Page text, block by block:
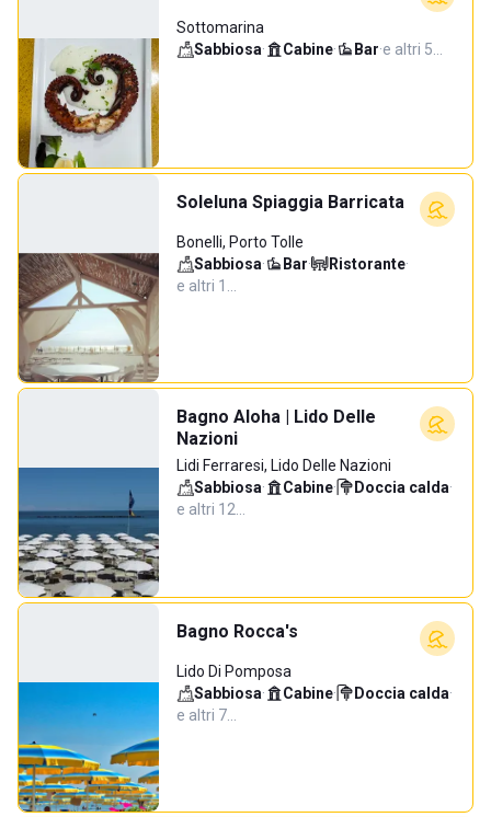
Sottomarina
Sabbiosa· Cabine· Bar·e altri 5…
Soleluna Spiaggia Barricata
Bonelli, Porto Tolle
Sabbiosa· Bar· Ristorante·
e altri 1…
Bagno Aloha | Lido Delle
Nazioni
Lidi Ferraresi, Lido Delle Nazioni
Sabbiosa· Cabine· Doccia calda·
e altri 12…
Bagno Rocca's
Lido Di Pomposa
Sabbiosa· Cabine· Doccia calda·
e altri 7…